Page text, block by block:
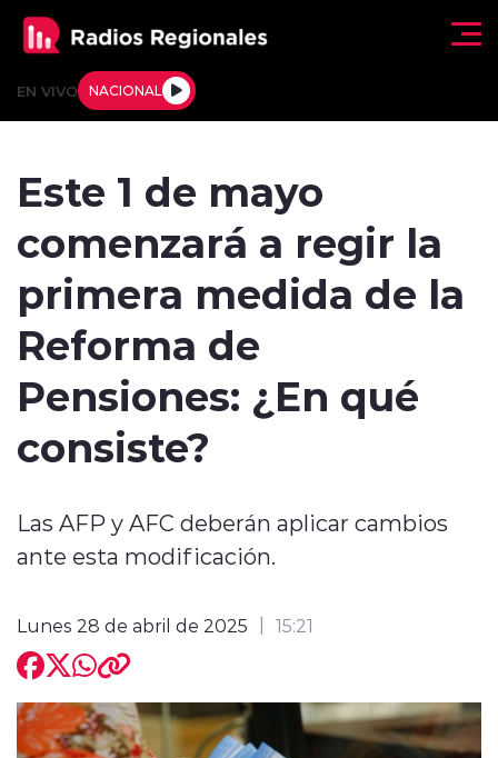
EN VIVO NACIONAL
Tendencias
Deportes
Internacional
Regiones al Aire
Este 1 de mayo
comenzará a regir la
primera medida de la
Reforma de
Pensiones: ¿En qué
consiste?
Las AFP y AFC deberán aplicar cambios
ante esta modificación.
Lunes 28 de abril de 2025 15:21